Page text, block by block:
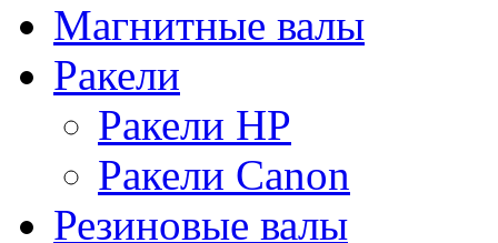
Магнитные валы
Ракели
Ракели HP
Ракели Canon
Резиновые валы